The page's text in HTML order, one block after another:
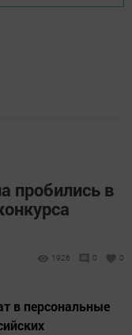
пробились в
1926 0 0
в персональные